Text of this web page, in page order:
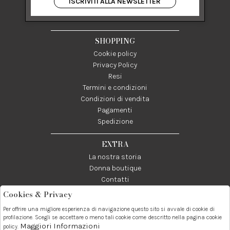
84122 Salerno Italia
P IVA 03024950655
SHOPPING
Cookie policy
Privacy Policy
Resi
Termini e condizioni
Condizioni di vendita
Pagamenti
Spedizione
EXTRA
La nostra storia
Donna boutique
Contatti
Telefono:
089237858
Whatsapp:
3338855601
Contatti:
info@donna1981.it
Cookies & Privacy
Per offrire una migliore esperienza di navigazione questo sito si avvale di cookie di
profilazione. Scegli se accettare o meno tali cookie come descritto nella pagina cookie
policy. Maggiori Informazioni